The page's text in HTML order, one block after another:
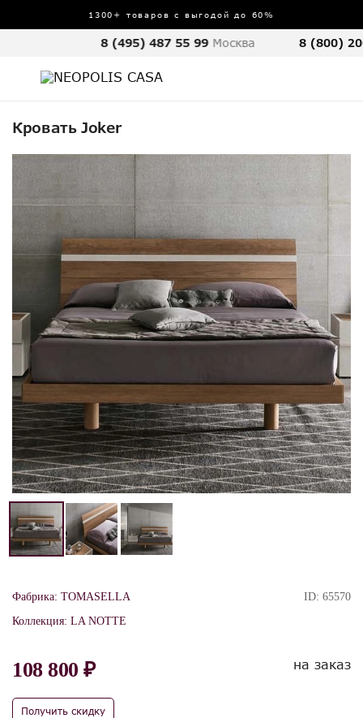
1300+ товаров с выгодой до 60%
8 (495) 487 55 99 Москва 8 (800)
Кровать Joker
Фабрика: TOMASELLA
Коллекция: LA NOTTE
ID: 65570
108 800 ₽
Получить скидку
на заказ